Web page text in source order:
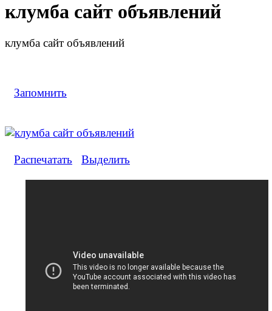
клумба сайт объявлений
клумба сайт объявлений
Запомнить
Распечатать Выделить